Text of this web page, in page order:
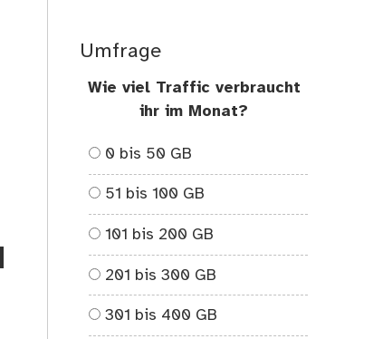
Umfrage
Wie viel Traffic verbraucht
ihr im Monat?
0 bis 50 GB
51 bis 100 GB
101 bis 200 GB
201 bis 300 GB
301 bis 400 GB